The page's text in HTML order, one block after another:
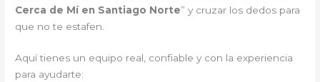
Cerca de Mí en Santiago Norte” y cruzar los dedos para
que no te estafen.
Aquí tienes un equipo real, confiable y con la experiencia
para ayudarte: